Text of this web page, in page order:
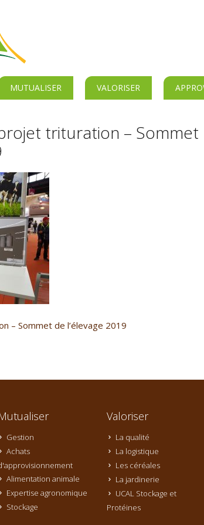
MUTUALISER VALORISER
trituration – Sommet
– Sommet de l’élevage 2019
Gestion
Achats
Alimentation animale
Expertise agronomique
Stockage
Valoriser
La qualité
La logistique
Les céréales
La jardinerie
UCAL Stockage et
Protéines